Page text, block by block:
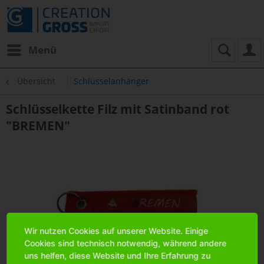
Menü
Übersicht Schlüsselanhänger
Schlüsselkette Filz mit Satinband rot
"BREMEN"
Wir nutzen Cookies auf unserer Website. Einige
Cookies sind technisch notwendig, während andere
uns helfen, diese Website und Ihre Erfahrung zu